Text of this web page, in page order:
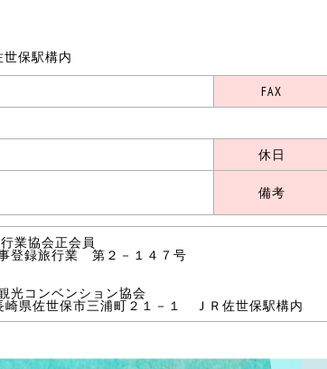
保駅構内
FAX
休日
備考
業協会正会員
登録旅行業 第２－１４７号
光コンベンション協会
崎県佐世保市三浦町２１－１ ＪＲ佐世保駅構内